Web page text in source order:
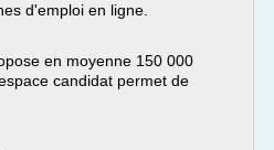
d'emploi en ligne.
en moyenne 150 000
candidat permet de